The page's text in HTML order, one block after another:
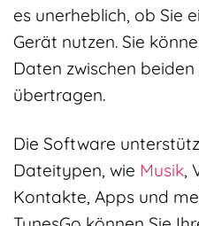
es unerheblich, ob Sie
Gerät nutzen. Sie
Daten zwischen
übertragen.
Die Software
Dateitypen, wie Musik,
Kontakte, Apps und